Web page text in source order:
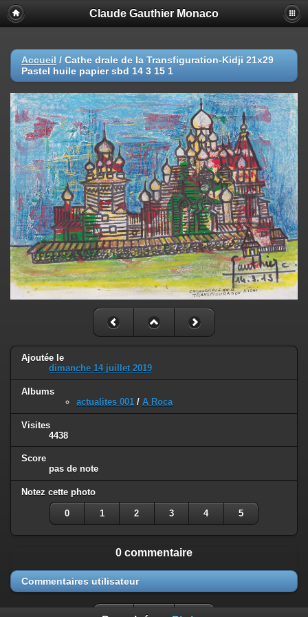
Claude Gauthier Monaco
Accueil / Cathe drale de la Transfiguration-Kidji 21x29
Pastel huile papier sbd 14 3 15 1
Ajoutée le
dimanche 14 juillet 2019
Albums
actualites 001 / A Roca
Visites
4438
Score
pas de note
Notez cette photo
0 1 2 3 4 5
0 commentaire
Commentaires utilisateur